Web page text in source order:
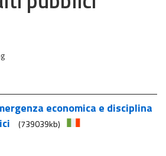
economica e disciplina
(739039kb)